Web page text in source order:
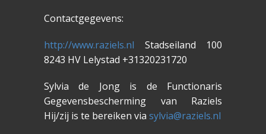
Contactgegevens:
http://www.raziels.nl Stadseiland 100
8243 HV Lelystad +31320231720
Sylvia de Jong is de Functionaris
Gegevensbescherming van Raziels
Hij/zij is te bereiken via sylvia@raziels.nl